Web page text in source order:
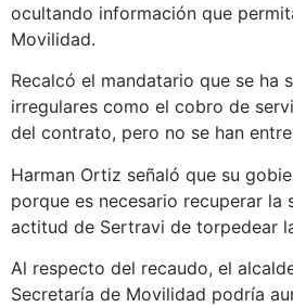
ocultando información que
Movilidad.
Recalcó el mandatario que se
irregulares como el cobro de
del contrato, pero no se han
Harman Ortiz señaló que su
porque es necesario recuperar
actitud de Sertravi de torpedear
Al respecto del recaudo, el
Secretaría de Movilidad podría